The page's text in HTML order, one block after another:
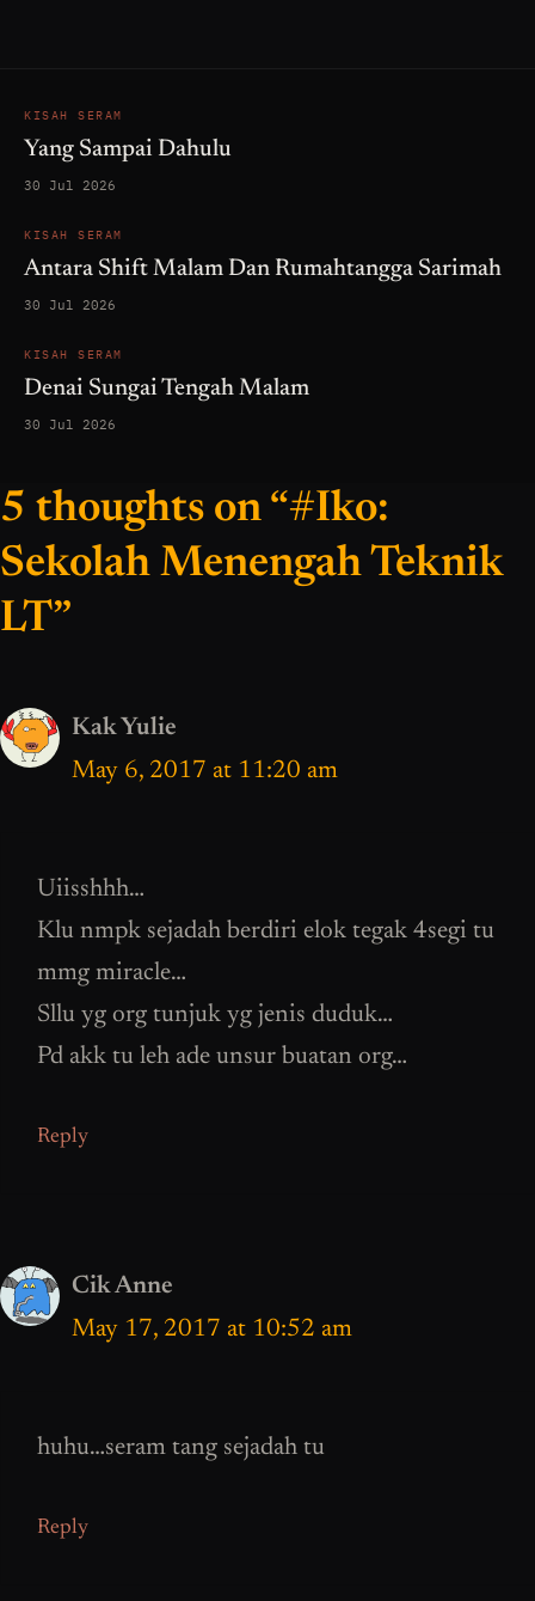
KISAH SERAM
Yang Sampai Dahulu
30 Jul 2026
KISAH SERAM
Antara Shift Malam Dan Rumahtangga Sarimah
30 Jul 2026
KISAH SERAM
Denai Sungai Tengah Malam
30 Jul 2026
5 thoughts on “#Iko:
Sekolah Menengah Teknik
LT”
Kak Yulie
May 6, 2017 at 11:20 am
Uiisshhh…
Klu nmpk sejadah berdiri elok tegak 4segi tu
mmg miracle…
Sllu yg org tunjuk yg jenis duduk…
Pd akk tu leh ade unsur buatan org…
Reply
Cik Anne
May 17, 2017 at 10:52 am
huhu…seram tang sejadah tu
Reply